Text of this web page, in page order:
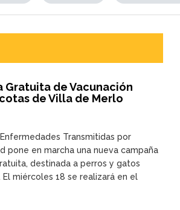
Gratuita de Vacunación
de Villa de Merlo
Transmitidas por
pone en marcha una nueva campaña
destinada a perros y gatos
miércoles 18 se realizará en el